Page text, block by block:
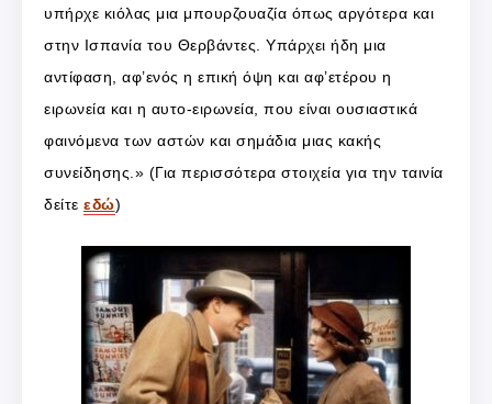
υπήρχε κιόλας μια μπουρζουαζία όπως αργότερα και
στην Ισπανία του Θερβάντες. Υπάρχει ήδη μια
αντίφαση, αφ’ενός η επική όψη και αφ’ετέρου η
ειρωνεία και η αυτο-ειρωνεία, που είναι ουσιαστικά
φαινόμενα των αστών και σημάδια μιας κακής
συνείδησης.» (Για περισσότερα στοιχεία για την ταινία
δείτε εδώ)